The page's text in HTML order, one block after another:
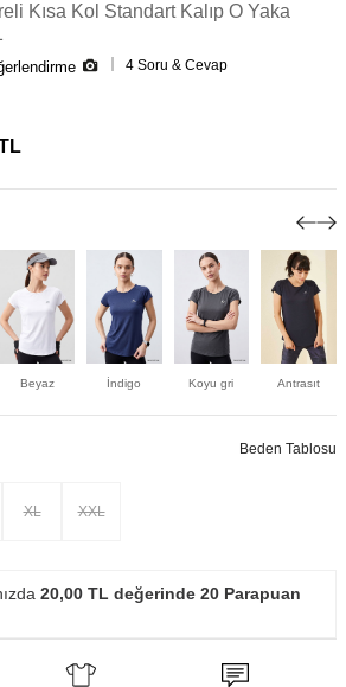
Kısa Kol Standart Kalıp O Yaka
4 Soru & Cevap
Beyaz İndigo Koyu gri Antrasıt
Beden Tablosu
XL XXL
20,00 TL değerinde 20 Parapuan